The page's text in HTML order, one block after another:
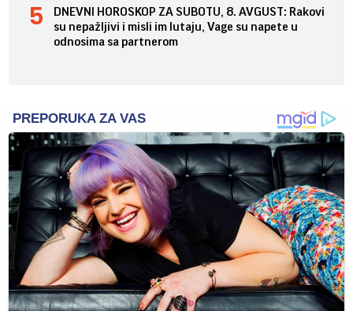
DNEVNI HOROSKOP ZA SUBOTU, 8. AVGUST: Rakovi
su nepažljivi i misli im lutaju, Vage su napete u
odnosima sa partnerom